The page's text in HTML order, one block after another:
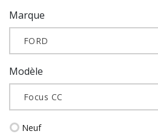
Marque
FORD
Modèle
Focus CC
Neuf